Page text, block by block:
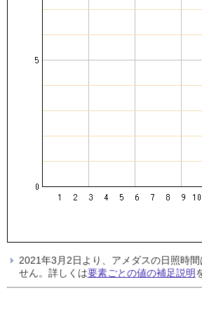
2021年3月2日より、アメダスの日照時
せん。詳しくは要素ごとの値の補足説明